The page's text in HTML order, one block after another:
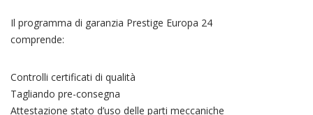
Il programma di garanzia Prestige Europa 24
comprende:
Controlli certificati di qualità
Tagliando pre-consegna
Attestazione stato d’uso delle parti meccaniche